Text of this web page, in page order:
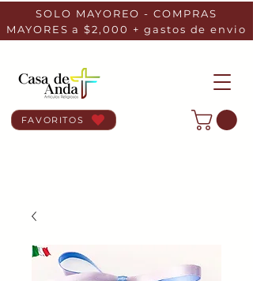
SOLO MAYOREO - COMPRAS
MAYORES a $2,000 + gastos de envio
FAVORITOS